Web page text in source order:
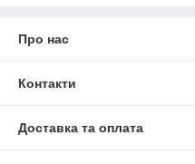
Про нас
Контакти
Доставка та оплата